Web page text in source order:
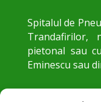
Spitalul de
Trandafirilor,
pietonal sau
Eminescu sau